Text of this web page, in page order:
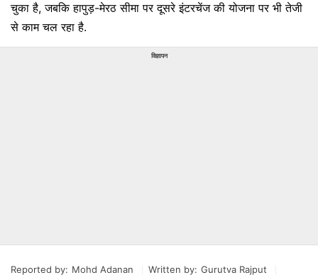
चुका है, जबकि हापुड़-मेरठ सीमा पर दूसरे इंटरचेंज की योजना पर भी तेजी
से काम चल रहा है.
विज्ञापन
Reported by: Mohd Adanan Written by: Gurutva Rajput